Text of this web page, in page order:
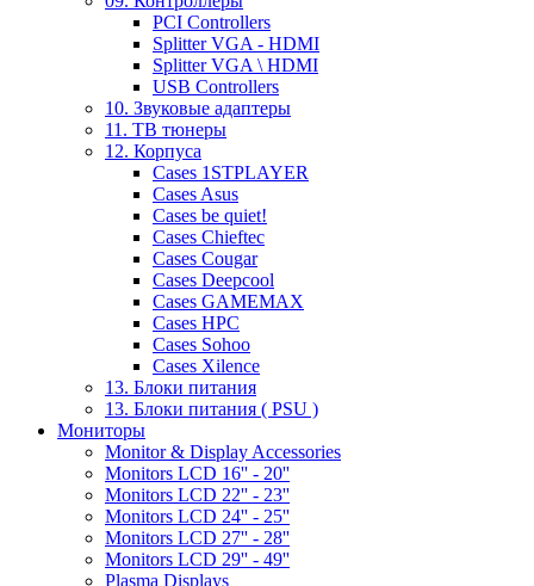
PCI Controllers
Splitter VGA - HDMI
Splitter VGA \ HDMI
USB Controllers
10. Звуковые адаптеры
11. ТВ тюнеры
12. Корпуса
Cases 1STPLAYER
Cases Asus
Cases be quiet!
Cases Chieftec
Cases Cougar
Cases Deepcool
Cases GAMEMAX
Cases HPC
Cases Sohoo
Cases Xilence
13. Блоки питания
13. Блоки питания ( PSU )
Мониторы
Monitor & Display Accessories
Monitors LCD 16'' - 20''
Monitors LCD 22'' - 23''
Monitors LCD 24'' - 25''
Monitors LCD 27'' - 28''
Monitors LCD 29'' - 49''
Plasma Displays